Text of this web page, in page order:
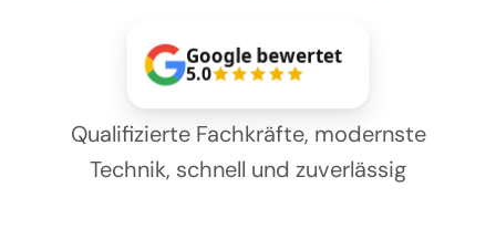
NEWS
Kontakt
Google bewertet
5.0
Qualifizierte Fachkräfte, modernste
Technik, schnell und zuverlässig